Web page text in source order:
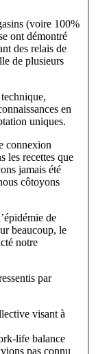
(voire 100%
ont démontré
des relais de
de plusieurs
en
uniques.
connexion
les recettes que
jamais été
côtoyons
de
beaucoup, le
notre
par
visant à
life balance
pas connu